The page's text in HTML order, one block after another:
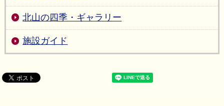
北山の四季・ギャラリー
施設ガイド